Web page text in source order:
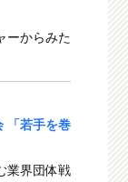
ーからみた
「若手を巻
業界団体戦